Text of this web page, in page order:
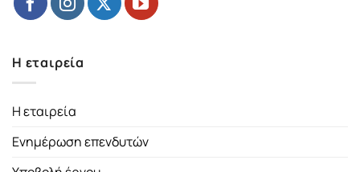
Η εταιρεία
Η εταιρεία
Ενημέρωση επενδυτών